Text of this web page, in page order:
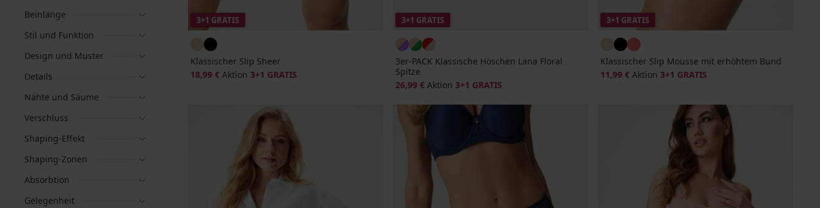
Beinlänge
Stil und Funktion
Design und Muster
Details
Nähte und Säume
Verschluss
Shaping-Effekt
Shaping-Zonen
Absorbtion
Gelegenheit
3+1 GRATIS
Klassischer Slip Sheer
18,99 € Aktion 3+1 GRATIS
3+1 GRATIS
3er-PACK Klassische Höschen Lana Floral
Spitze
26,99 € Aktion 3+1 GRATIS
3+1 GRATIS
Klassischer Slip Mousse mit erhöhtem Bund
11,99 € Aktion 3+1 GRATIS